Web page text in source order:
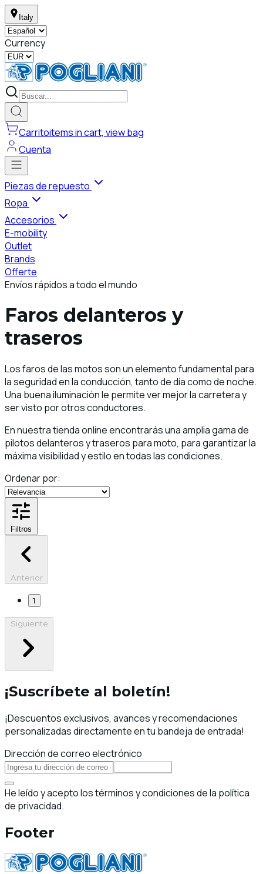
Italy
Currency
Carritoitems in cart, view bag
Cuenta
Piezas de repuesto
Ropa
Accesorios
E-mobility
Outlet
Brands
Offerte
Envíos rápidos a todo el mundo
Faros delanteros y
traseros
Los faros de las motos son un elemento fundamental para
la seguridad en la conducción, tanto de día como de noche.
Una buena iluminación le permite ver mejor la carretera y
ser visto por otros conductores.
En nuestra tienda online encontrarás una amplia gama de
pilotos delanteros y traseros para moto, para garantizar la
máxima visibilidad y estilo en todas las condiciones.
Ordenar por:
Filtros
Anterior
1
¡Suscríbete al boletín!
¡Descuentos exclusivos, avances y recomendaciones
personalizadas directamente en tu bandeja de entrada!
Dirección de correo electrónico
He leído y acepto los términos y condiciones de la política
de privacidad.
Footer